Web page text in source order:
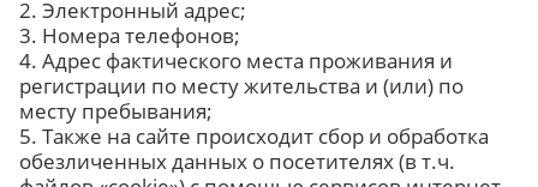
2. Электронный адрес;
3. Номера телефонов;
4. Адрес фактического места проживания и
регистрации по месту жительства и (или) по
месту пребывания;
5. Также на сайте происходит сбор и обработка
обезличенных данных о посетителях (в т.ч.